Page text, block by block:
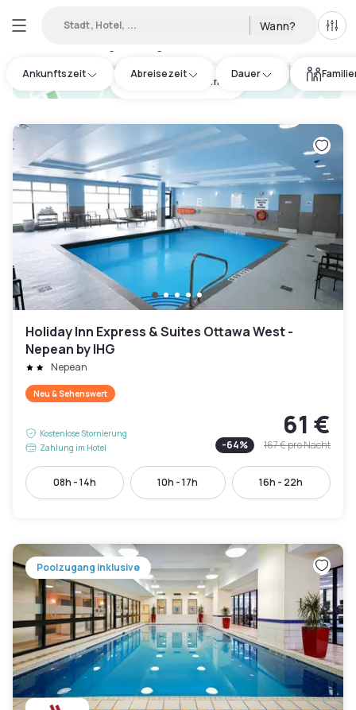
Stadt, Hotel, ... Wann? Alle
Ankunftszeit Abreisezeit Dauer
hotel.cta.view_map
Holiday Inn Express & Suites Ottawa West -
Nepean by IHG
Nepean
Neu & Sehenswert
Kostenlose Stornierung
Zahlung im Hotel
61 €
-64% 167 €pro Nacht
08h - 14h 10h - 17h 16h - 22h
Poolzugang inklusive